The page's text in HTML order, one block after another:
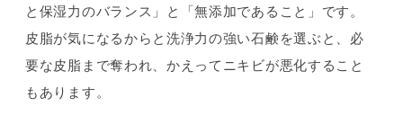
と保湿力のバランス」と「無添加であること」です。
皮脂が気になるからと洗浄力の強い石鹸を選ぶと、必
要な皮脂まで奪われ、かえってニキビが悪化すること
もあります。